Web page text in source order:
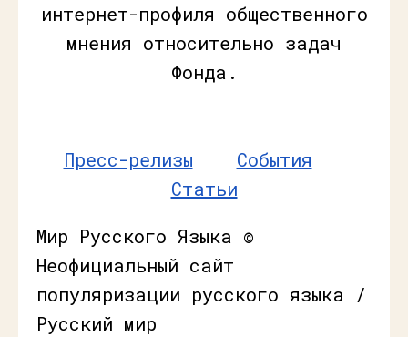
интернет-профиля общественного
мнения относительно задач
Фонда.
Пресс-релизы
События
Статьи
Мир Русского Языка ©
Неофициальный сайт
популяризации русского языка /
Русский мир